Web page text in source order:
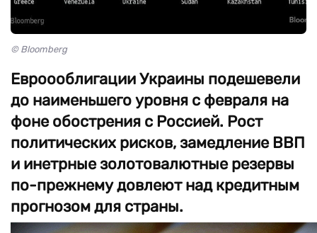
© Bloomberg
Евроооблигации Украины подешевели
до наименьшего уровня с февраля на
фоне обострения с Россией. Рост
политических рисков, замедление ВВП
и инетрные золотовалютные резервы
по-прежнему довлеют над кредитным
прогнозом для страны.